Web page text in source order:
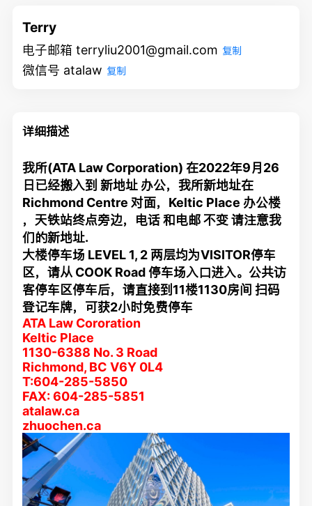
Terry
电子邮箱 terryliu2001@gmail.com 复制
微信号 atalaw 复制
详细描述
我所(ATA Law Corporation) 在2022年9月26
日已经搬入到 新地址 办公，我所新地址在
Richmond Centre 对面，Keltic Place 办公楼
，天铁站终点旁边，电话 和电邮 不变 请注意我
们的新地址.
大楼停车场 LEVEL 1, 2 两层均为VISITOR停车
区，请从 COOK Road 停车场入口进入。公共访
客停车区停车后，请直接到11楼1130房间 扫码
登记车牌，可获2小时免费停车
ATA Law Cororation
Keltic Place
1130-6388 No. 3 Road
Richmond, BC V6Y 0L4
T:604-285-5850
FAX: 604-285-5851
atalaw.ca
zhuochen.ca